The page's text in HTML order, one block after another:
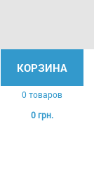
КОРЗИНА
0 товаров
0 грн.